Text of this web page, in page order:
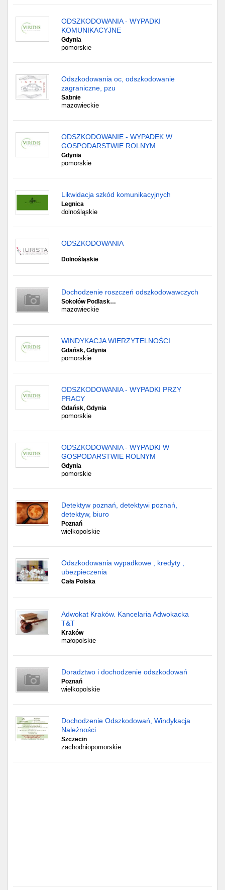
ODSZKODOWANIA - WYPADKI
KOMUNIKACYJNE
Gdynia
pomorskie
Odszkodowania oc, odszkodowanie
zagraniczne, pzu
Sabnie
mazowieckie
ODSZKODOWANIE - WYPADEK W
GOSPODARSTWIE ROLNYM
Gdynia
pomorskie
Likwidacja szkód komunikacyjnych
Legnica
dolnośląskie
ODSZKODOWANIA
Dolnośląskie
Dochodzenie roszczeń odszkodowawczych
Sokołów Podlask…
mazowieckie
WINDYKACJA WIERZYTELNOŚCI
Gdańsk, Gdynia
pomorskie
ODSZKODOWANIA - WYPADKI PRZY
PRACY
Gdańsk, Gdynia
pomorskie
ODSZKODOWANIA - WYPADKI W
GOSPODARSTWIE ROLNYM
Gdynia
pomorskie
Detektyw poznań, detektywi poznań,
detektyw, biuro
Poznań
wielkopolskie
Odszkodowania wypadkowe , kredyty ,
ubezpieczenia
Cała Polska
Adwokat Kraków. Kancelaria Adwokacka
T&T
Kraków
małopolskie
Doradztwo i dochodzenie odszkodowań
Poznań
wielkopolskie
Dochodzenie Odszkodowań, Windykacja
Należności
Szczecin
zachodniopomorskie